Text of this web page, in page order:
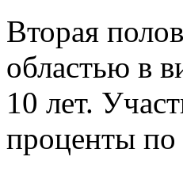
Вторая
областью в
10 лет.
проценты по